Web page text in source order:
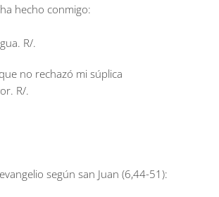
hecho conmigo:
R/.
no rechazó mi súplica
R/.
según san Juan (6,44-51):